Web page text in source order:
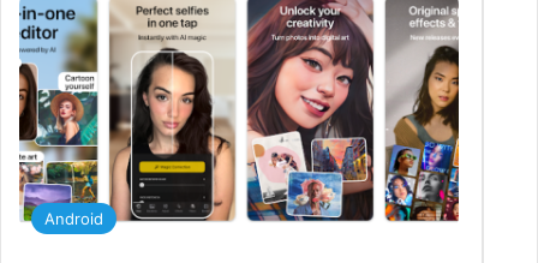
Android